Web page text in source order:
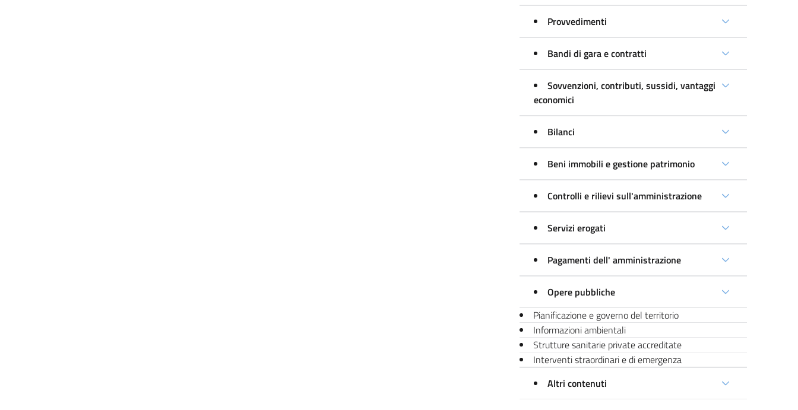
Provvedimenti
Bandi di gara e contratti
Sovvenzioni, contributi, sussidi, vantaggi
economici
Bilanci
Beni immobili e gestione patrimonio
Controlli e rilievi sull'amministrazione
Servizi erogati
Pagamenti dell' amministrazione
Opere pubbliche
Pianificazione e governo del territorio
Informazioni ambientali
Strutture sanitarie private accreditate
Interventi straordinari e di emergenza
Altri contenuti